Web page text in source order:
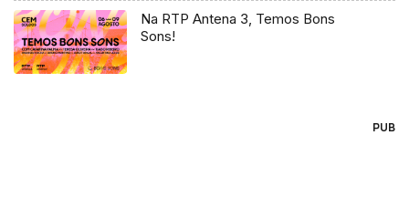
Na RTP Antena 3, Temos Bons
Sons!
PUB